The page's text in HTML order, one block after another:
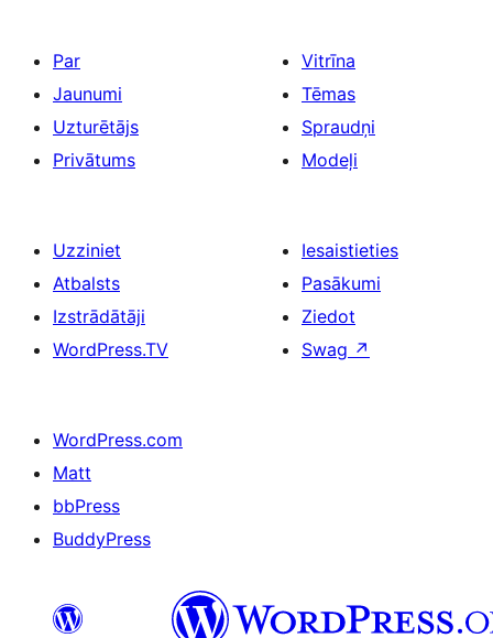
Par
Jaunumi
Uzturētājs
Privātums
Vitrīna
Tēmas
Spraudņi
Modeļi
Uzziniet
Atbalsts
Izstrādātāji
WordPress.TV
Iesaistieties
Pasākumi
Ziedot
Swag ↗
WordPress.com
Matt
bbPress
BuddyPress